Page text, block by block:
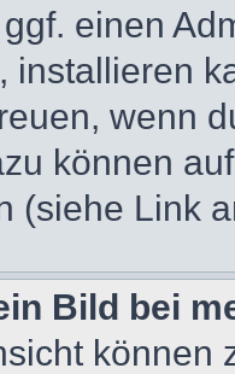
einen
installieren
wenn
können
(siehe Link
Bild bei
können